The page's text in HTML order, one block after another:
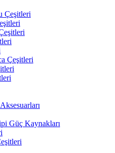
Çeşitleri
Çeşitleri
Güç Kaynakları